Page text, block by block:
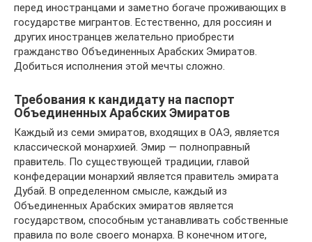
перед иностранцами и заметно богаче проживающих в
государстве мигрантов. Естественно, для россиян и
других иностранцев желательно приобрести
гражданство Объединенных Арабских Эмиратов.
Добиться исполнения этой мечты сложно.
Требования к кандидату на паспорт
Объединенных Арабских Эмиратов
Каждый из семи эмиратов, входящих в ОАЭ, является
классической монархией. Эмир — полноправный
правитель. По существующей традиции, главой
конфедерации монархий является правитель эмирата
Дубай. В определенном смысле, каждый из
Объединенных Арабских эмиратов является
государством, способным устанавливать собственные
правила по воле своего монарха. В конечном итоге,